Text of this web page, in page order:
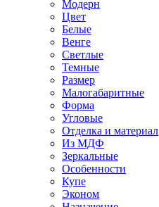
Модерн
Цвет
Белые
Венге
Светлые
Темные
Размер
Малогабаритные
Форма
Угловые
Отделка и материал
Из МДФ
Зеркальные
Особенности
Купе
Эконом